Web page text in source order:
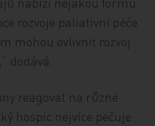
rozvoje paliativní péče
mohou ovlivnit rozvoj
dodává.
reagovat na různé
hospic nejvíce pečuje